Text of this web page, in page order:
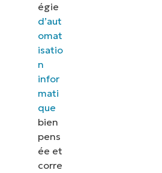
égie
d’aut
omat
isatio
n
infor
mati
que
bien
pens
ée et
corre